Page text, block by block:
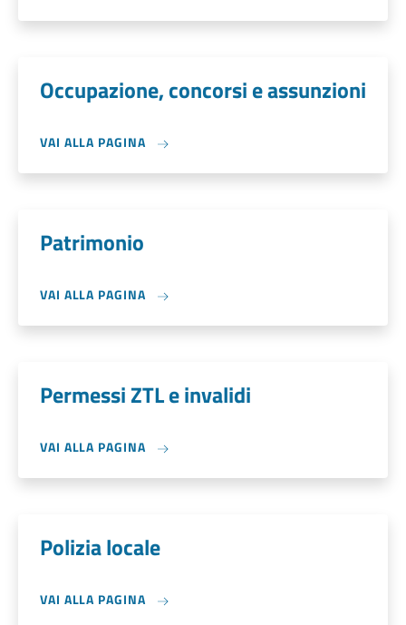
Occupazione, concorsi e assunzioni
VAI ALLA PAGINA
Patrimonio
VAI ALLA PAGINA
Permessi ZTL e invalidi
VAI ALLA PAGINA
Polizia locale
VAI ALLA PAGINA